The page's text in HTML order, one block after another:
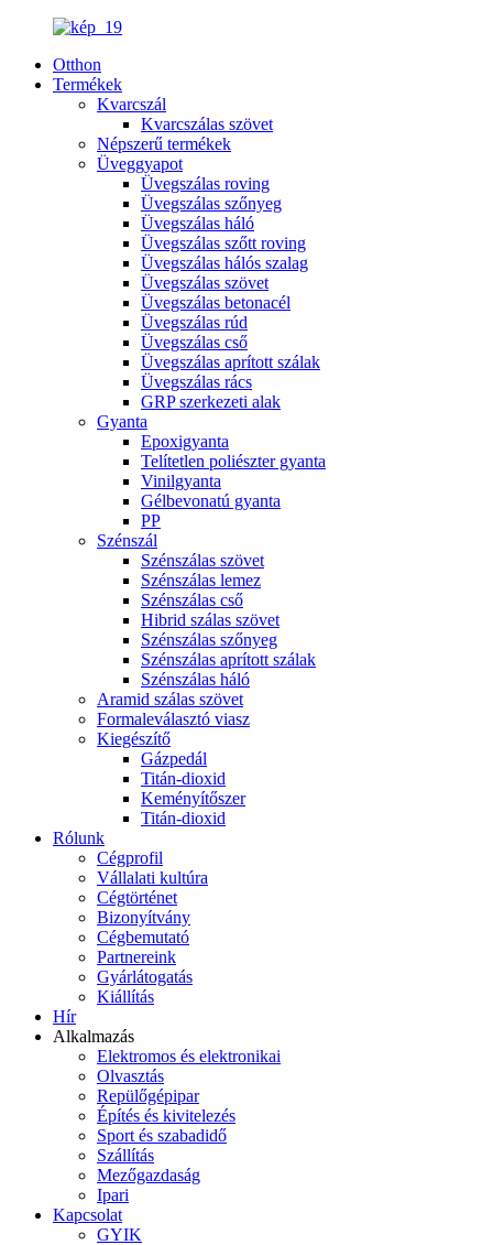
Otthon
Termékek
Kvarcszál
Kvarcszálas szövet
Népszerű termékek
Üveggyapot
Üvegszálas roving
Üvegszálas szőnyeg
Üvegszálas háló
Üvegszálas szőtt roving
Üvegszálas hálós szalag
Üvegszálas szövet
Üvegszálas betonacél
Üvegszálas rúd
Üvegszálas cső
Üvegszálas aprított szálak
Üvegszálas rács
GRP szerkezeti alak
Gyanta
Epoxigyanta
Telítetlen poliészter gyanta
Vinilgyanta
Gélbevonatú gyanta
PP
Szénszál
Szénszálas szövet
Szénszálas lemez
Szénszálas cső
Hibrid szálas szövet
Szénszálas szőnyeg
Szénszálas aprított szálak
Szénszálas háló
Aramid szálas szövet
Formaleválasztó viasz
Kiegészítő
Gázpedál
Titán-dioxid
Keményítőszer
Titán-dioxid
Rólunk
Cégprofil
Vállalati kultúra
Cégtörténet
Bizonyítvány
Cégbemutató
Partnereink
Gyárlátogatás
Kiállítás
Hír
Alkalmazás
Elektromos és elektronikai
Olvasztás
Repülőgépipar
Építés és kivitelezés
Sport és szabadidő
Szállítás
Mezőgazdaság
Ipari
Kapcsolat
GYIK